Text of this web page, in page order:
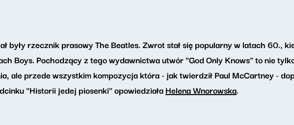
były rzecznik prasowy The Beatles. Zwrot stał się popularny w latach 60.,
Boys. Pochodzący z tego wydawnictwa utwór "God Only Knows" to nie
ale przede wszystkim kompozycja która - jak twierdził Paul McCartney -
"Historii jedej piosenki" opowiedziałaHelena Wnorowska.